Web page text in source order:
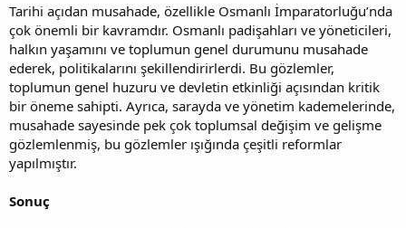
Tarihi açıdan musahade, özellikle Osmanlı İmparatorluğu’nda
çok önemli bir kavramdır. Osmanlı padişahları ve yöneticileri,
halkın yaşamını ve toplumun genel durumunu musahade
ederek, politikalarını şekillendirirlerdi. Bu gözlemler,
toplumun genel huzuru ve devletin etkinliği açısından kritik
bir öneme sahipti. Ayrıca, sarayda ve yönetim kademelerinde,
musahade sayesinde pek çok toplumsal değişim ve gelişme
gözlemlenmiş, bu gözlemler ışığında çeşitli reformlar
yapılmıştır.
Sonuç